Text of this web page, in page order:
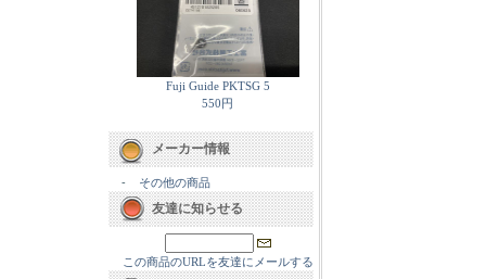
Fuji Guide PKTSG 5
550円
メーカー情報
- その他の商品
友達に知らせる
この商品のURLを友達にメールする